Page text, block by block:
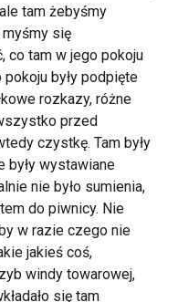
tam żebyśmy
się
co tam w jego pokoju
były podpięte
rozkazy, różne
przed
czystkę. Tam były
były wystawiane
nie było sumienia,
do piwnicy. Nie
w razie czego nie
jakieś coś,
windy towarowej,
się tam